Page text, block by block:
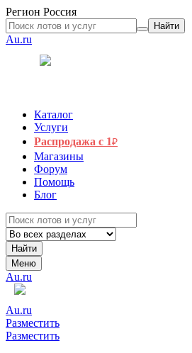
Регион Россия
Найти
Au.ru
Каталог
Услуги
Распродажа с 1₽
Магазины
Форум
Помощь
Блог
Найти
Меню
Au.ru
Au.ru
Разместить
Разместить